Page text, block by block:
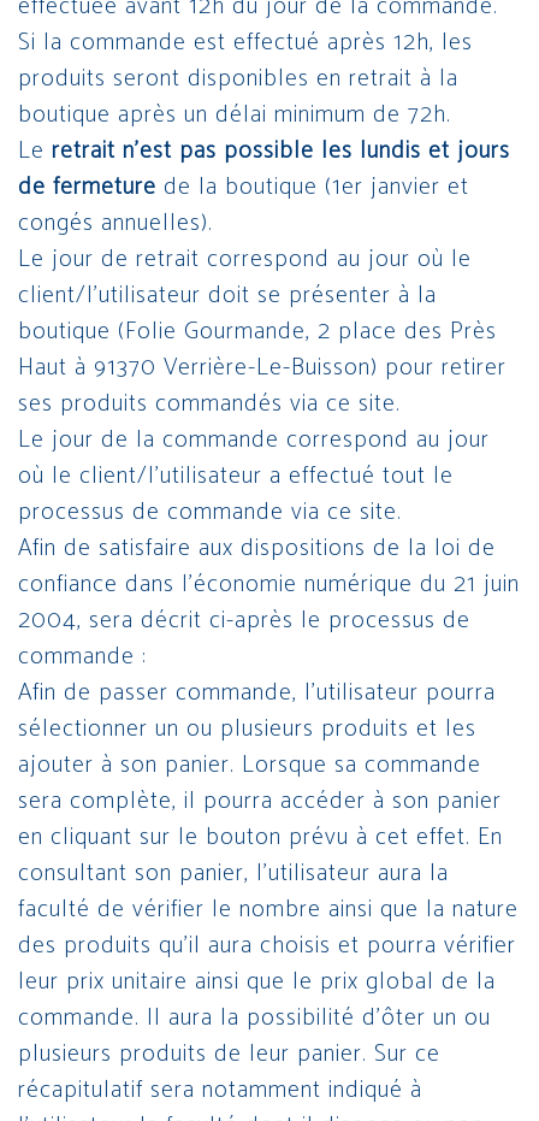
Si la commande est effectué après 12h, les
produits seront disponibles en retrait à la
boutique après un délai minimum de 72h.
Le retrait n’est pas possible les lundis et jours
de fermeture de la boutique (1er janvier et
congés annuelles).
Le jour de retrait correspond au jour où le
client/l’utilisateur doit se présenter à la
boutique (Folie Gourmande, 2 place des Près
Haut à 91370 Verrière-Le-Buisson) pour retirer
ses produits commandés via ce site.
Le jour de la commande correspond au jour
où le client/l’utilisateur a effectué tout le
processus de commande via ce site.
Afin de satisfaire aux dispositions de la loi de
confiance dans l’économie numérique du 21 juin
2004, sera décrit ci-après le processus de
commande :
Afin de passer commande, l’utilisateur pourra
sélectionner un ou plusieurs produits et les
ajouter à son panier. Lorsque sa commande
sera complète, il pourra accéder à son panier
en cliquant sur le bouton prévu à cet effet. En
consultant son panier, l’utilisateur aura la
faculté de vérifier le nombre ainsi que la nature
des produits qu’il aura choisis et pourra vérifier
leur prix unitaire ainsi que le prix global de la
commande. Il aura la possibilité d’ôter un ou
plusieurs produits de leur panier. Sur ce
récapitulatif sera notamment indiqué à